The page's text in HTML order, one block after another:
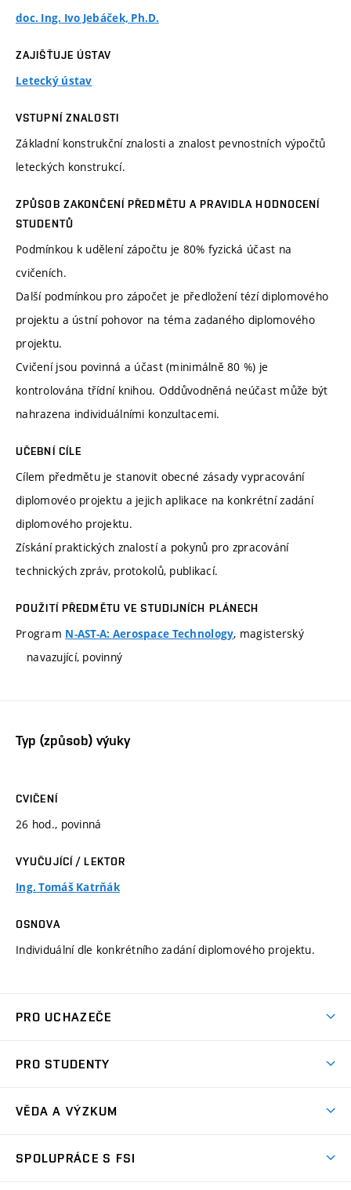
doc. Ing. Ivo Jebáček, Ph.D.
ZAJIŠŤUJE ÚSTAV
Letecký ústav
VSTUPNÍ ZNALOSTI
Základní konstrukční znalosti a znalost pevnostních výpočtů
leteckých konstrukcí.
ZPŮSOB ZAKONČENÍ PŘEDMĚTU A PRAVIDLA HODNOCENÍ
STUDENTŮ
Podmínkou k udělení zápočtu je 80% fyzická účast na
cvičeních.
Další podmínkou pro zápočet je předložení tézí diplomového
projektu a ústní pohovor na téma zadaného diplomového
projektu.
Cvičení jsou povinná a účast (minimálně 80 %) je
kontrolována třídní knihou. Oddůvodněná neúčast může být
nahrazena individuálními konzultacemi.
UČEBNÍ CÍLE
Cílem předmětu je stanovit obecné zásady vypracování
diplomovéo projektu a jejich aplikace na konkrétní zadání
diplomového projektu.
Získání praktických znalostí a pokynů pro zpracování
technických zpráv, protokolů, publikací.
POUŽITÍ PŘEDMĚTU VE STUDIJNÍCH PLÁNECH
Program N-AST-A: Aerospace Technology, magisterský
navazující, povinný
Typ (způsob) výuky
CVIČENÍ
26 hod., povinná
VYUČUJÍCÍ / LEKTOR
Ing. Tomáš Katrňák
OSNOVA
Individuální dle konkrétního zadání diplomového projektu.
PRO UCHAZEČE
Ambasadoři studia
Zápisy
PRO STUDENTY
Studijní předpisy
VĚDA A VÝZKUM
SPOLUPRÁCE S FSI